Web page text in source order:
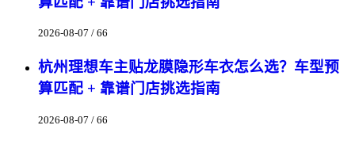
2026-08-07 / 66
杭州理想车主贴龙膜隐形车衣怎么选？车型预
算匹配 + 靠谱门店挑选指南
2026-08-07 / 66